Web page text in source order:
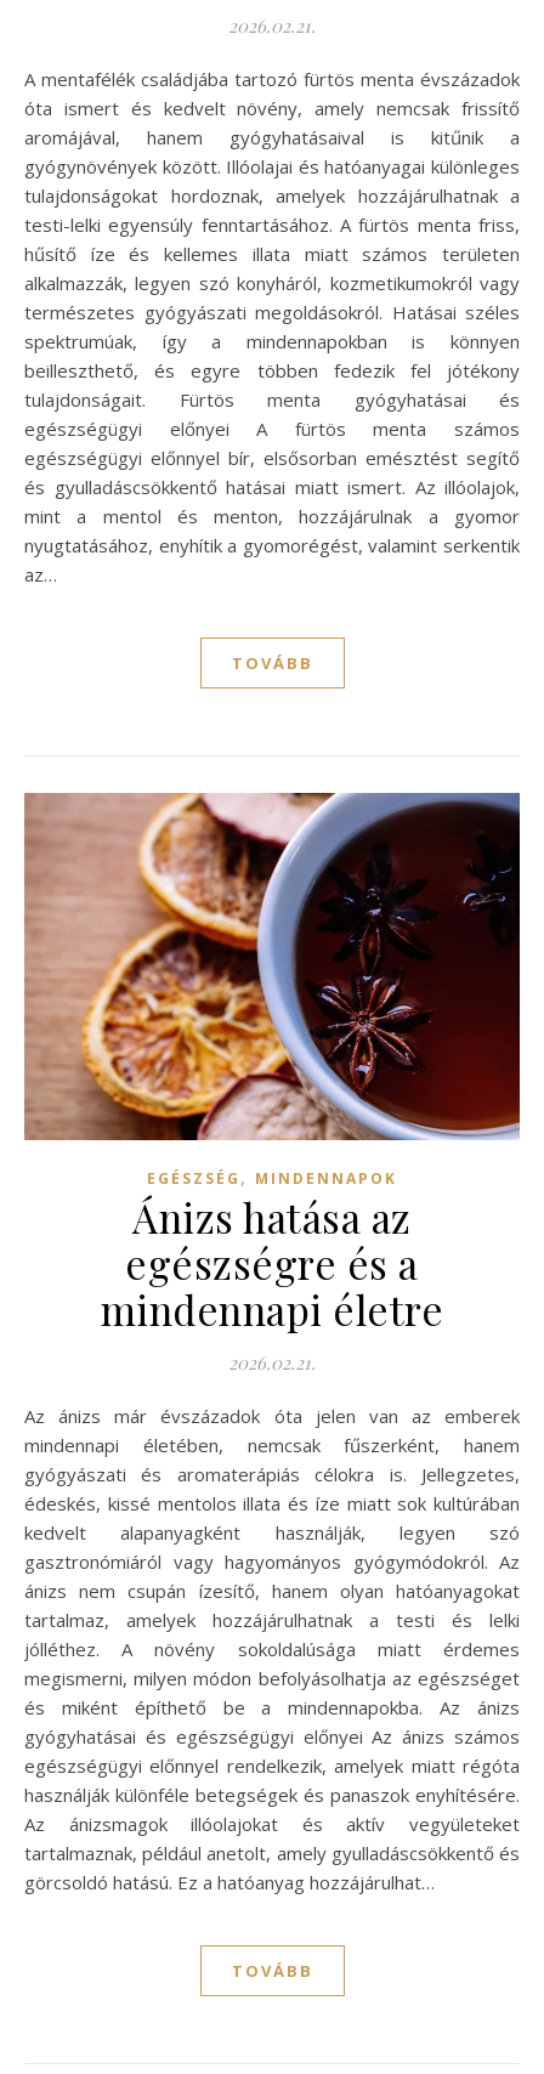
2026.02.21.
A mentafélék családjába tartozó fürtös menta évszázadok
óta ismert és kedvelt növény, amely nemcsak frissítő
aromájával, hanem gyógyhatásaival is kitűnik a
gyógynövények között. Illóolajai és hatóanyagai különleges
tulajdonságokat hordoznak, amelyek hozzájárulhatnak a
testi-lelki egyensúly fenntartásához. A fürtös menta friss,
hűsítő íze és kellemes illata miatt számos területen
alkalmazzák, legyen szó konyháról, kozmetikumokról vagy
természetes gyógyászati megoldásokról. Hatásai széles
spektrumúak, így a mindennapokban is könnyen
beilleszthető, és egyre többen fedezik fel jótékony
tulajdonságait. Fürtös menta gyógyhatásai és
egészségügyi előnyei A fürtös menta számos
egészségügyi előnnyel bír, elsősorban emésztést segítő
és gyulladáscsökkentő hatásai miatt ismert. Az illóolajok,
mint a mentol és menton, hozzájárulnak a gyomor
nyugtatásához, enyhítik a gyomorégést, valamint serkentik
az…
TOVÁBB
EGÉSZSÉG , MINDENNAPOK
Ánizs hatása az
egészségre és a
mindennapi életre
2026.02.21.
Az ánizs már évszázadok óta jelen van az emberek
mindennapi életében, nemcsak fűszerként, hanem
gyógyászati és aromaterápiás célokra is. Jellegzetes,
édeskés, kissé mentolos illata és íze miatt sok kultúrában
kedvelt alapanyagként használják, legyen szó
gasztronómiáról vagy hagyományos gyógymódokról. Az
ánizs nem csupán ízesítő, hanem olyan hatóanyagokat
tartalmaz, amelyek hozzájárulhatnak a testi és lelki
jólléthez. A növény sokoldalúsága miatt érdemes
megismerni, milyen módon befolyásolhatja az egészséget
és miként építhető be a mindennapokba. Az ánizs
gyógyhatásai és egészségügyi előnyei Az ánizs számos
egészségügyi előnnyel rendelkezik, amelyek miatt régóta
használják különféle betegségek és panaszok enyhítésére.
Az ánizsmagok illóolajokat és aktív vegyületeket
tartalmaznak, például anetolt, amely gyulladáscsökkentő és
görcsoldó hatású. Ez a hatóanyag hozzájárulhat…
TOVÁBB